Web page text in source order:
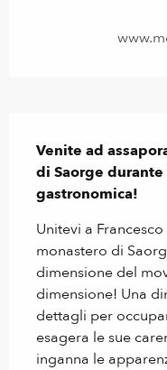
Venite ad
di Saorge
gastronomica!
Unitevi a
monastero di
dimensione del
dimensione! Una
dettagli per
esagera le sue
inganna le